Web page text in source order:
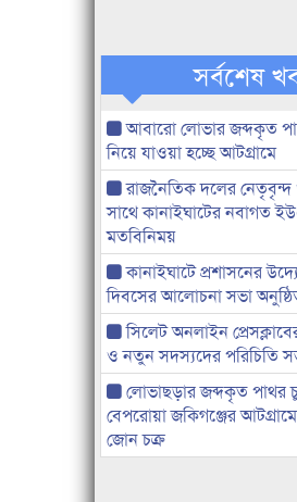
সর্বশেষ
আবারো লোভার জব্দকৃত
নিয়ে যাওয়া হচ্ছে আটগ্রামে
রাজনৈতিক দলের
সাথে কানাইঘাটের নবাগত
মতবিনিময়
কানাইঘাটে প্রশাসনের
দিবসের আলোচনা সভা
সিলেট অনলাইন
ও নতুন সদস্যদের পরিচিতি
লোভাছড়ার জব্দকৃত পাথর
বেপরোয়া জকিগঞ্জের
জোন চক্র